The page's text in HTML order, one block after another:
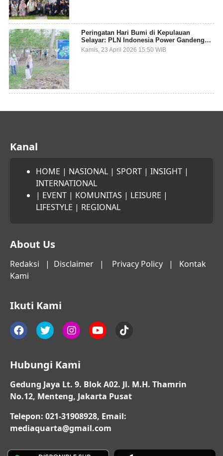
Peringatan Hari Bumi di Kepulauan
Selayar: PLN Indonesia Power Gandeng
Pemda dan Komunitas, Giatkan Restorasi
Mangrove
Kamis, 23 April 2026 15:50 WIB
Kanal
HOME | NASIONAL | SPORT | INSIGHT |
INTERNATIONAL
| EVENT | KOMUNITAS | LEISURE |
LIFESTYLE | REGIONAL
About Us
Redaksi | Disclaimer | Privacy Policy | Kontak
Kami
Ikuti Kami
Hubungi Kami
Gedung Jaya Lt. 9. Blok A02. Jl. M.H. Thamrin
No.12, Menteng, Jakarta Pusat
Telepon: 021-31908928, Email:
mediaquarta@gmail.com